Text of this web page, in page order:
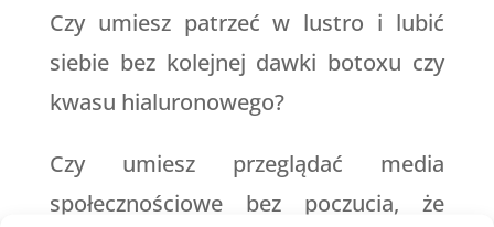
Czy umiesz patrzeć w lustro i lubić
siebie bez kolejnej dawki botoxu czy
kwasu hialuronowego?
Czy umiesz przeglądać media
społecznościowe bez poczucia, że